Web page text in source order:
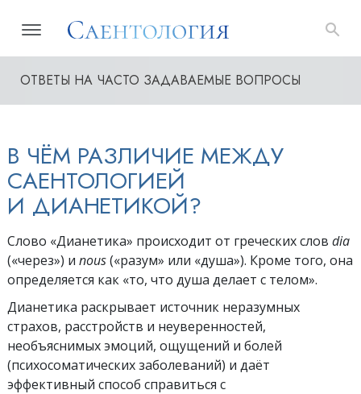
ОТВЕТЫ НА ЧАСТО ЗАДАВАЕМЫЕ ВОПРОСЫ
В ЧЁМ РАЗЛИЧИЕ МЕЖДУ
САЕНТОЛОГИЕЙ
И ДИАНЕТИКОЙ?
Слово «Дианетика» происходит от греческих слов dia
(«через») и nous(«разум» или «душа»). Кроме того, она
определяется как «то, что душа делает с телом».
Дианетика раскрывает источник неразумных
страхов, расстройств и неуверенностей,
необъяснимых эмоций, ощущений и болей
(психосоматических заболеваний) и даёт
эффективный способ справиться с